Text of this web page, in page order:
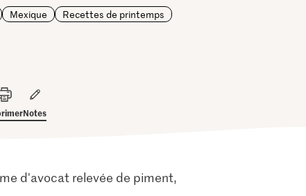
Mexique Recettes de printemps
Notes
d'avocat relevée de piment,